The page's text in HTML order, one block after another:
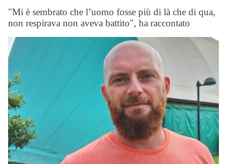
"Mi è sembrato che l’uomo fosse più di là che di qua,
non respirava non aveva battito", ha raccontato